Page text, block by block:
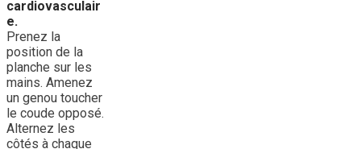
cardiovasculair
e.
Prenez la
position de la
planche sur les
mains. Amenez
un genou toucher
le coude opposé.
Alternez les
côtés à chaque